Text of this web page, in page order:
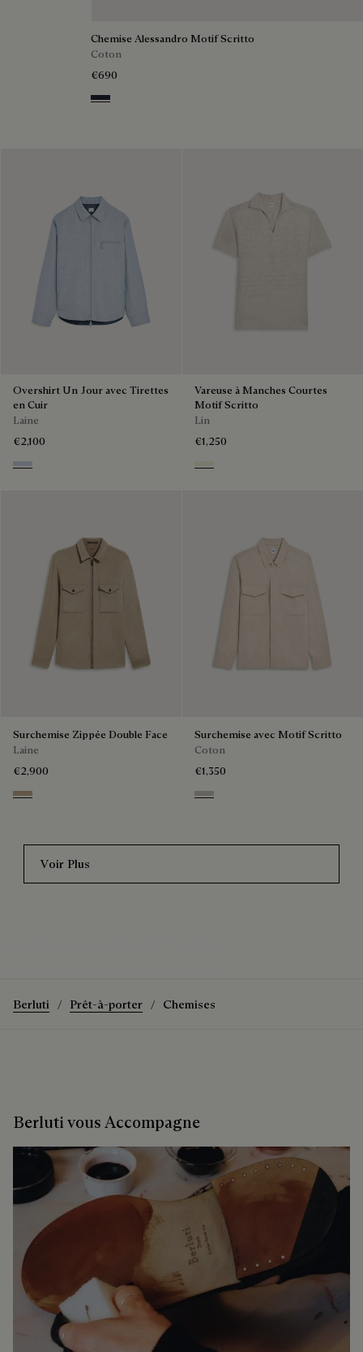
Chemise Alessandro Motif Scritto
Coton
€690
Cold Night Blue
Overshirt Un Jour avec Tirettes
en Cuir
Laine
€2,100
Cloudy Blue & Steel Blue
Vareuse à Manches Courtes
Motif Scritto
Lin
€1,250
Shades Of Beige
Surchemise Zippée Double Face
Laine
€2,900
Mole & Internal Giant Scritto
Surchemise avec Motif Scritto
Coton
€1,350
Natural Beige
Voir Plus
Berluti Prêt-à-porter Chemises
Berluti vous Accompagne